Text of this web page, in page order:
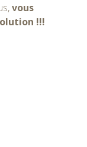
vous
!!!